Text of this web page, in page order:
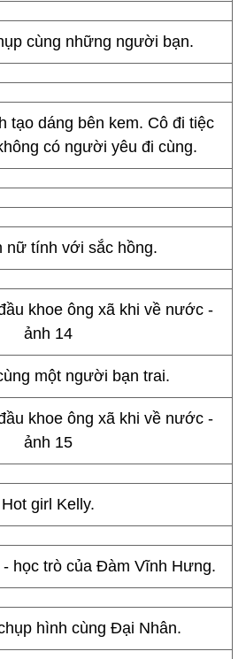
cùng những người bạn.
có người yêu đi cùng.
nữ tính với sắc hồng.